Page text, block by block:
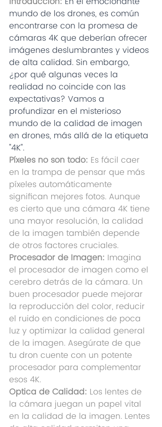
mundo de los drones, es común
encontrarse con la promesa de
cámaras 4K que deberían ofrecer
imágenes deslumbrantes y videos
de alta calidad. Sin embargo,
¿por qué algunas veces la
realidad no coincide con las
expectativas? Vamos a
profundizar en el misterioso
mundo de la calidad de imagen
en drones, más allá de la etiqueta
"4K".
Píxeles no son todo: Es fácil caer
en la trampa de pensar que más
píxeles automáticamente
significan mejores fotos. Aunque
es cierto que una cámara 4K tiene
una mayor resolución, la calidad
de la imagen también depende
de otros factores cruciales.
Procesador de Imagen: Imagina
el procesador de imagen como el
cerebro detrás de la cámara. Un
buen procesador puede mejorar
la reproducción del color, reducir
el ruido en condiciones de poca
luz y optimizar la calidad general
de la imagen. Asegúrate de que
tu dron cuente con un potente
procesador para complementar
esos 4K.
Optica de Calidad: Los lentes de
la cámara juegan un papel vital
en la calidad de la imagen. Lentes